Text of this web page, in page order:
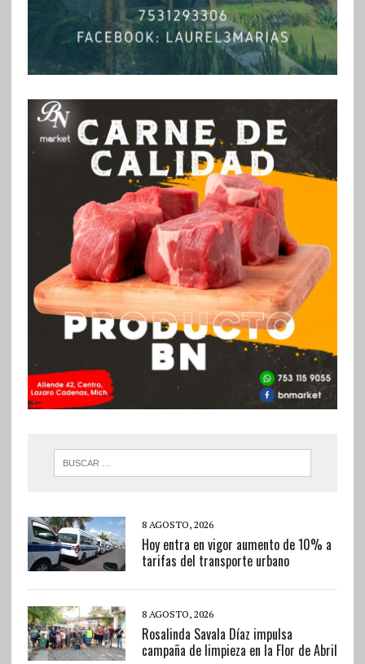
8 AGOSTO, 2026
Hoy entra en vigor aumento de 10% a
tarifas del transporte urbano
8 AGOSTO, 2026
Rosalinda Savala Díaz impulsa
campaña de limpieza en la Flor de Abril